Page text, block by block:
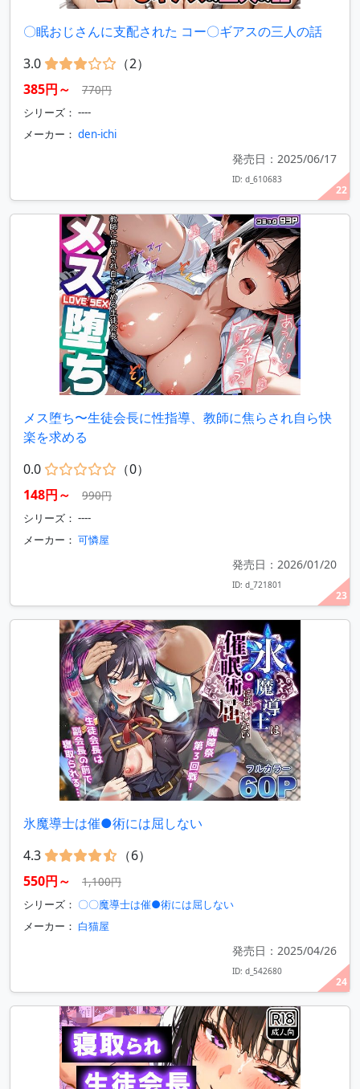
22
〇眠おじさんに支配された コー〇ギアスの三人の話
3.0
（2）
385円～
770円
シリーズ： ----
メーカー： den-ichi
発売日：2025/06/17
ID: d_610683
23
メス堕ち〜生徒会長に性指導、教師に焦らされ自ら快
楽を求める
0.0
（0）
148円～
990円
シリーズ： ----
メーカー： 可憐屋
発売日：2026/01/20
ID: d_721801
24
氷魔導士は催●術には屈しない
4.3
（6）
550円～
1,100円
シリーズ： 〇〇魔導士は催●術には屈しない
メーカー： 白猫屋
発売日：2025/04/26
ID: d_542680